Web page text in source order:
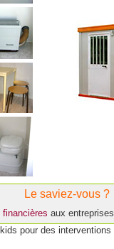
Le saviez-vous ?
aux
pour des